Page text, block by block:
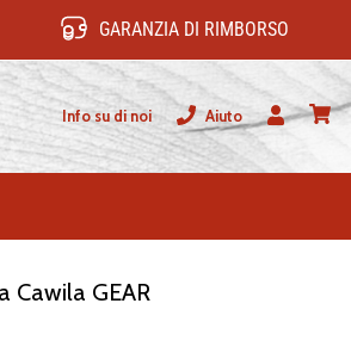
GARANZIA DI RIMBORSO
Info su di noi
Aiuto
Utente
Cawila GEAR